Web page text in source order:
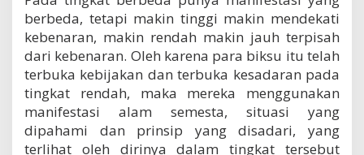
berbeda, tetapi makin tinggi makin mendekati
kebenaran, makin rendah makin jauh terpisah
dari kebenaran. Oleh karena para biksu itu telah
terbuka kebijakan dan terbuka kesadaran pada
tingkat rendah, maka mereka menggunakan
manifestasi alam semesta, situasi yang
dipahami dan prinsip yang disadari, yang
terlihat oleh dirinya dalam tingkat tersebut